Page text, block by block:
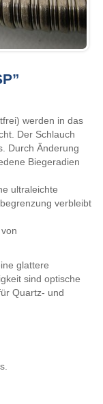
werden in das
Der Schlauch
Durch Änderung
Biegeradien
ultraleichte
verbleibt
glattere
sind optische
Quartz- und